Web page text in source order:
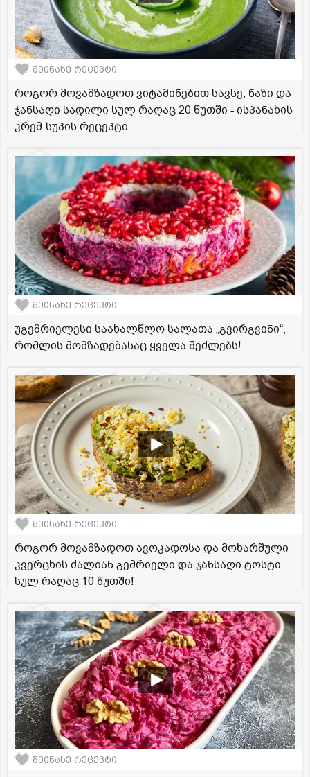
შეინახე რეცეპტი
როგორ მოვამზადოთ ვიტამინებით სავსე, ნაზი და
ჯანსაღი სადილი სულ რაღაც 20 წუთში - ისპანახის
კრემ-სუპის რეცეპტი
შეინახე რეცეპტი
უგემრიელესი საახალწლო სალათა „გვირგვინი“,
რომლის მომზადებასაც ყველა შეძლებს!
შეინახე რეცეპტი
როგორ მოვამზადოთ ავოკადოსა და მოხარშული
კვერცხის ძალიან გემრიელი და ჯანსაღი ტოსტი
სულ რაღაც 10 წუთში!
შეინახე რეცეპტი